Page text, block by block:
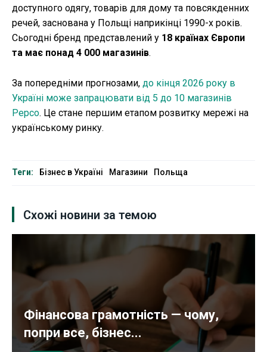
доступного одягу, товарів для дому та повсякденних
речей, заснована у Польщі наприкінці 1990-х років.
Сьогодні бренд представлений у 18 країнах Європи
та має понад 4 000 магазинів.
За попередніми прогнозами, до кінця 2026 року в
Україні може запрацювати від 5 до 10 магазинів
Pepco. Це стане першим етапом розвитку мережі на
українському ринку.
Теги: Бізнес в Україні Магазини Польща
Схожі новини за темою
Фінансова грамотність — чому,
попри все, бізнес...